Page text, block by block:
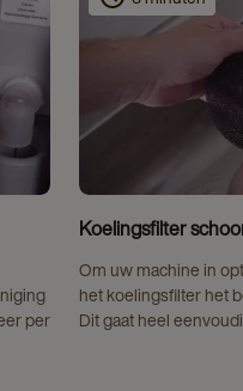
per
Koelingsfilter
Om uw machine in
het koelingsfilter het
Dit gaat heel